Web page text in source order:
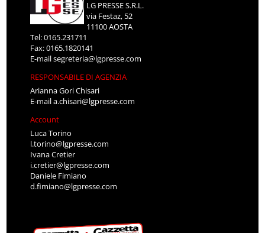
LG PRESSE S.R.L.
via Festaz, 52
11100 AOSTA
Tel: 0165.231711
Fax: 0165.1820141
E-mailsegreteria@lgpresse.com
RESPONSABILE DI AGENZIA
Arianna Gori Chisari
E-maila.chisari@lgpresse.com
Account
Luca Torino
l.torino@lgpresse.com
Ivana Cretier
i.cretier@lgpresse.com
Daniele Fimiano
d.fimiano@lgpresse.com